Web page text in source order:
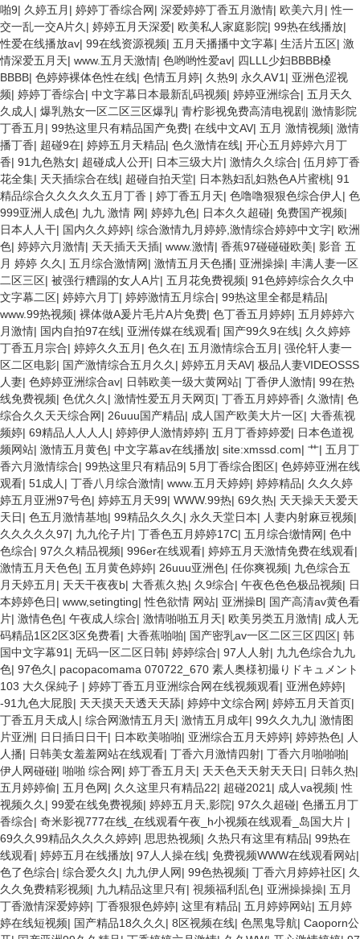
啪9| 久婷五月 | 婷婷丁香综合网| 深爱婷婷丁香五月激情| 欧美六月 |性一
交一乱一交A片久 | 婷婷五月天深爱| 欧美私人家庭影院| 99热在线播放|
性爱在线播放av| 99在线资源视频| 五月天播播中文字幕| 生活片五区| 激
情深爱五月天| www.五月天激情| 色哟哟性爱av| 四LLL少妇BBBB槡
BBBB| 色婷婷裸体色性在线| 色情五月婷| 久热9| 永久AⅤ1 | 亚洲色涩视
频| 婷婷丁香综合| 中文字幕日本最新乱码视频| 婷婷亚洲综合| 五月天久
久成人 | 爆乳熟女一区二区三区爆乳| 青柠影视免费高清电视剧| 激情影院
丁香五月 | 99热这里只有精品国产免费| 在线中文AV| 五月 激情视频| 激情
播丁香| 超碰9在| 婷婷五月天精品| 色久激情在线| 开心五月婷婷六月丁
香| 91九色熟女| 超碰成人公开| 日本三级大片| 激情久久综合| 伍月婷丁香
花全集| 天天插综合在线| 超碰自拍天堂| 日本熟妇乱妇熟色A片蜜桃| 91
精品综合久久久久久五月丁香 | 婷丁香五月天| 色噜噜狠狠色综合伊人 | 色
999亚洲人成色| 九九 激情 网| 婷婷九色| 日本久久超碰| 免费国产视频|
日本人人干| 国内久久婷婷| 综合激情九月婷婷,激情综合婷婷中文字| 欧洲
色| 婷婷六月激情| 天天插天天插| www.激情| 香蕉97碰碰碰欧美| 影音 五
月 婷婷 久久 | 五月综合激情网| 激情五月天色播| 亚洲操操| 丰满人妻一区
二区三区| 被强行糟蹋的女人A片| 五月花免费视频| 91色婷婷综合久久中
文字幕二区| 婷婷六月丁| 婷婷激情五月综合| 99热这里全都是精品|
www.99热视频| 裸体做A爰片毛片A片免费| 色丁香五月婷婷| 五月婷婷六
月激情| 国内自拍97在线| 亚洲传媒在线观看| 国产99久9在线| 久久婷婷
丁香五月宗合| 婷婷久久五月 | 色久在| 五月激情综合五月 | 强伦轩人妻一
区二区电影| 国产激情综合五月久久 | 婷婷五月天AV| 极品人妻VIDEOSSS
人妻| 色婷婷亚洲综合av| 日韩欧美一级大黄网站| 丁香伊人激情| 99在热
线免费视频| 色优久久 | 激情性爱五月天网页| 丁香五月婷婷香| 久激情| 色
综合久久天天综合网| 26uuu国产精品| 成人国产欧美大片一区| 大香蕉视
频婷| 69精品人人人人 | 婷婷伊人激情婷婷| 五月丁香婷婷爱| 日本色道视
频网站| 激情五月黄色| 中文字幕av在线播放| site:xmssd.com| 艹| 五月丁
香六月激情综合| 99热这里只有精品9| 5月丁香综合图区| 色婷婷亚洲在线
观看| 51成人 | 丁香八月综合激情| www.五月天婷婷| 婷婷精品| 久久久婷
婷五月亚洲97号色| 婷婷五月天99| WWW.99热| 69久热| 天天操天天爱天
天日| 色五月激情基地| 99精品久久久 | 永久天堂日本| 人妻内射麻豆视频|
久久久久久97| 九九伦子片| 丁香色五月婷婷17C| 五月综合缴情网| 色中
色综合| 97久久精品视频| 996er在线观看| 婷婷五月天激情免费在线观看|
激情五月天色色| 五月黄色婷婷| 26uuu亚洲色| 任你爽视频| 九色综合五
月天婷五月 | 天天干夜夜b| 大香蕉久热| 久9综合| 午夜色色色极品视频| 日
本婷婷色日| www,setingting|性色欲情 网站| 亚洲操B| 国产高清av黄色看
片| 激情色色| 午夜成人综合| 激情啪啪五月天| 欧美另类五月激情| 成人无
码精品1区2区3区免费看| 大香蕉啪啪| 国产密乳av一区二区三区四区| 韩
国中文字幕91 | 无码一区二区日韩| 婷婷综合| 97人人射| 九九色综合九九
色| 97色久 | pacopacomama 070722_670 素人奥様初撮りドキュメント
103 大久保純子 | 婷婷丁香五月亚洲综合网在线视频观看| 亚洲色婷婷|
-91九色大屁股| 天天摸天天透天天舔| 婷婷中文综合网| 婷婷五月天首页|
丁香五月天成人 | 综合网激情五月天| 激情五月成年| 99久久九九| 激情图
片亚洲| 日日插日日干| 日本欧美啪啪| 亚洲综合五月天婷婷| 婷婷热色| 人
人播| 日韩美女羞羞网站在线观看| 丁香六月激情四射| 丁香六月啪啪啪|
伊人网碰碰| 啪啪 综合网| 婷丁香五月天| 天天色天天射天天日| 日韩久热|
五月婷婷偷| 五月色网| 久久这里只有精品22| 超碰2021 | 成人va视频|性
视频久久 | 99爱在线免费视频| 婷婷五月天,影院| 97久久超碰| 色播五月丁
香综合| 奇米影视777在线_在线观看午夜_h小视频在线观看_岛国大片 |
69久久99精品久久久久婷婷| 思思热视频| 久热只有这里有精品| 99热在
线观看| 婷婷五月在线播放| 97人人操在线| 免费视频WWW在线观看网站|
色了色综合| 综合爱久久 | 九九伊人网| 99色热视频| 丁香六月婷婷社区| 久
久久免费精彩视频| 九九精品这里只有| 視频福利乱色| 亚洲操操操| 五月
丁香激情深爱婷婷| 丁香狠狠色婷婷| 这里有精品| 五月婷婷网站| 五月婷
婷在线短视频| 国产精品18久久久 | 8区视频在线| 色黑鬼导航| Caoporn公